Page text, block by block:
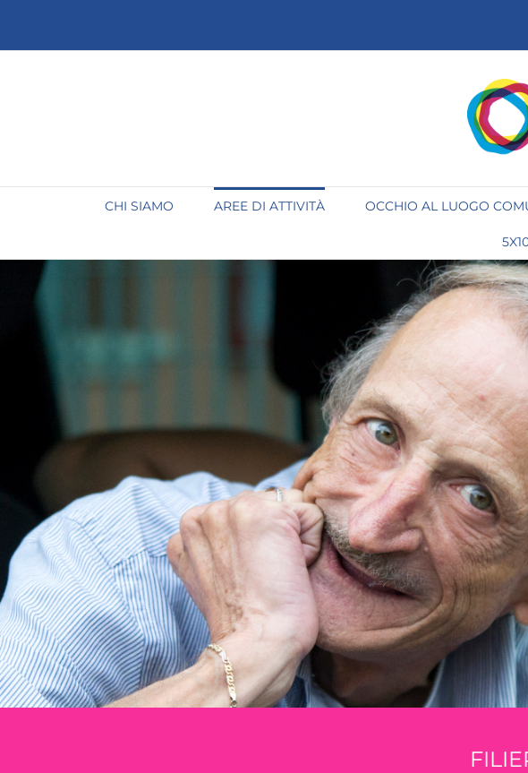
contenuto
CHI SIAMO AREE DI ATTIVITÀ OCCHIO AL LUOGO